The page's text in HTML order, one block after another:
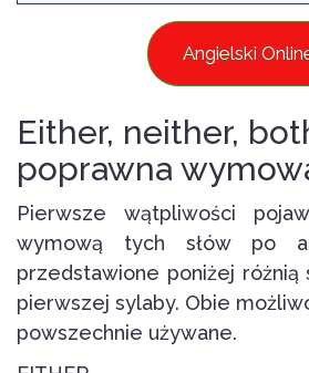
Angielski
Either, neither,
poprawna
Pierwsze wątpliwości
wymową tych słów po
przedstawione poniżej
pierwszej sylaby. Obie
powszechnie używane.